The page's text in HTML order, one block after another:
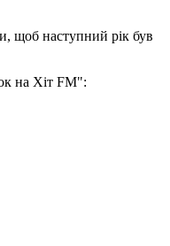
щоб наступний рік був
на Хіт FM":